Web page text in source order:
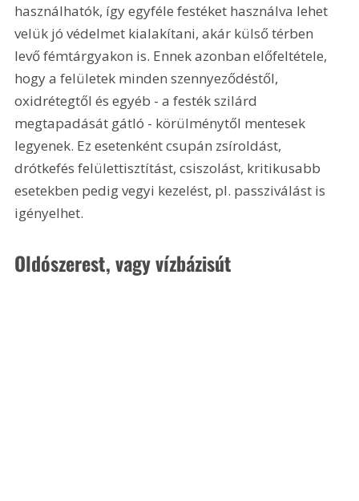
használhatók, így egyféle festéket használva lehet
velük jó védelmet kialakítani, akár külső térben
levő fémtárgyakon is. Ennek azonban előfeltétele,
hogy a felületek minden szennyeződéstől,
oxidrétegtől és egyéb - a festék szilárd
megtapadását gátló - körülménytől mentesek
legyenek. Ez esetenként csupán zsíroldást,
drótkefés felülettisztítást, csiszolást, kritikusabb
esetekben pedig vegyi kezelést, pl. passziválást is
igényelhet.
Oldószerest, vagy vízbázisút